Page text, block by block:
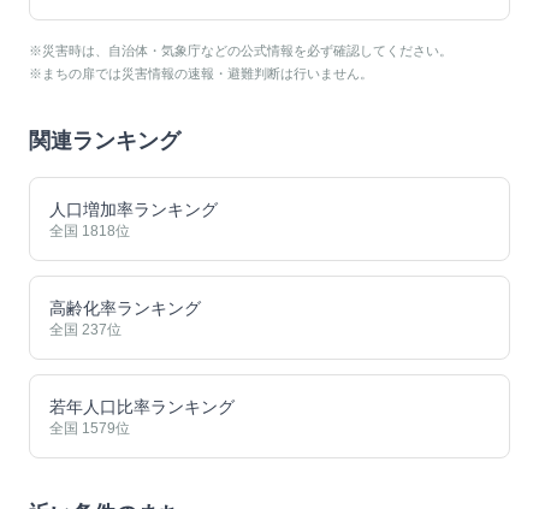
※災害時は、自治体・気象庁などの公式情報を必ず確認してください。
※まちの扉では災害情報の速報・避難判断は行いません。
関連ランキング
人口増加率ランキング
全国 1818位
高齢化率ランキング
全国 237位
若年人口比率ランキング
全国 1579位